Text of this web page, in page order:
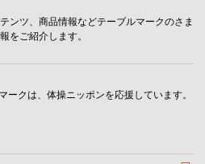
ンツ、商品情報などテーブルマークのさま
をご紹介します。
ークは、体操ニッポンを応援しています。